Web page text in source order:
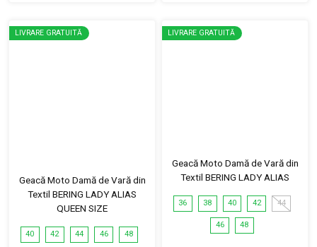
LIVRARE GRATUITĂ
Geacă Moto Damă de Vară din
Textil BERING LADY ALIAS
QUEEN SIZE
40 42 44 46 48
LIVRARE GRATUITĂ
Geacă Moto Damă de Vară din
Textil BERING LADY ALIAS
36 38 40 42 44
46 48